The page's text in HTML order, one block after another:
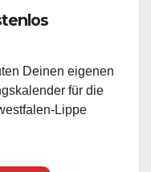
Deinen eigenen
für die
Lippe